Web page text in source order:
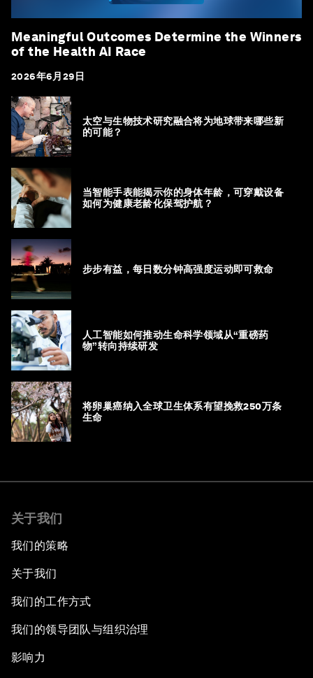
Meaningful Outcomes Determine the Winners
of the Health AI Race
2026年6月29日
太空与生物技术研究融合将为地球带来哪些新
的可能？
当智能手表能揭示你的身体年龄，可穿戴设备
如何为健康老龄化保驾护航？
步步有益，每日数分钟高强度运动即可救命
人工智能如何推动生命科学领域从“重磅药
物”转向持续研发
将卵巢癌纳入全球卫生体系有望挽救250万条
生命
关于我们
我们的策略
关于我们
我们的工作方式
我们的领导团队与组织治理
影响力